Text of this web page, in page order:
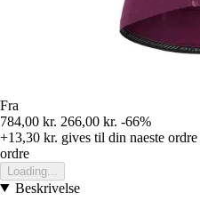
Fra
784,00 kr. 266,00 kr. -66%
+13,30 kr. gives til din naeste ordre
ordre
Loading...
Beskrivelse